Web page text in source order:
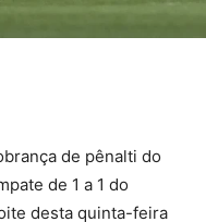
de pênalti do
de 1 a 1 do
desta quinta-feira